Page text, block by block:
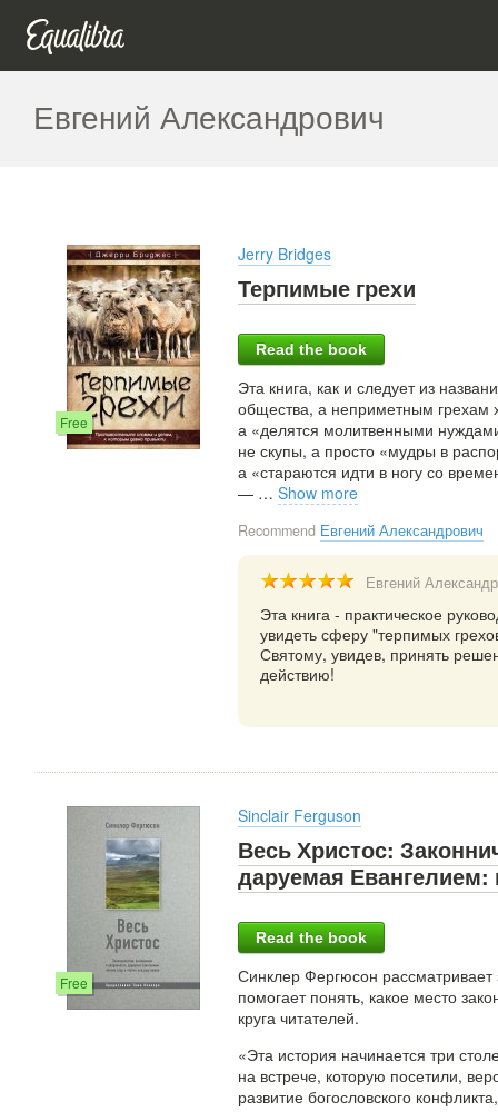
Евгений Александрович
Free
Jerry Bridges
Терпимые грехи
Read the book
Эта книга, как и следует из
общества, а неприметным грехам
а «делятся молитвенными
не скупы, а просто «мудры в
а «стараются идти в ногу со
— … Show more
Recommend Евгений Александрович
Евгений
Эта книга - практическое
увидеть сферу "терпимых
Святому, увидев, принять
действию!
Free
Sinclair Ferguson
Весь Христос:
даруемая
Read the book
Синклер Фергюсон рассматривает
помогает понять, какое место
круга читателей.
«Эта история начинается три
на встрече, которую посетили,
развитие богословского